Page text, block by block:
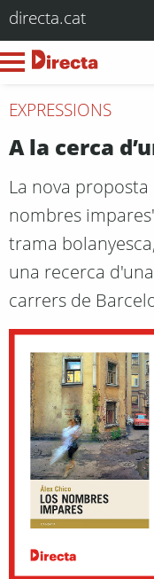
directa.cat
EXPRESSIONS
A la cerca
La nova
nombres
trama
una recerca
carrers de